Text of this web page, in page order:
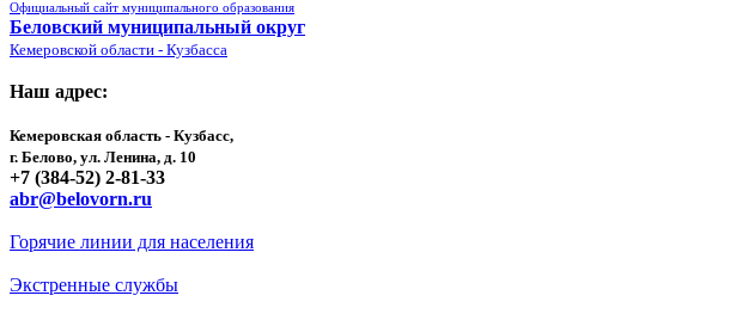
Официальный сайт муниципального образования
Беловский муниципальный округ
Кемеровской области - Кузбасса
Наш адрес:
Кемеровская область - Кузбасс,
г. Белово, ул. Ленина, д. 10
+7 (384-52) 2-81-33
abr@belovorn.ru
Горячие линии для населения
Экстренные службы